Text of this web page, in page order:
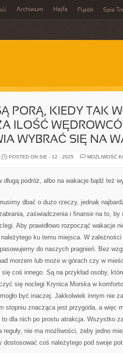
Archiwum Hajfa Piątek Spis
PORĄ, KIEDY TAK
ILOŚĆ
WYBRAĆ SIĘ NA
POSTED ON SIE - 12 - 2025
MOŻLIWOŚĆ
długą podróż, albo na wakacje bądź też
dbać o dużo rzeczy, jednak
zaświadczenia i finanse na to,
Aby prawidłowo rozpocząć wakacje
ku temu miejsca. W
do naszych pragnień. Bez
morzem lub może w górach czy w
coś innego. Są na przykład osoby,
się noclegi Krynica Morska w
być inaczej. Jakkolwiek innym nie
stopniu znacząca jest przygoda, a więc
to dla nich po prostu atrakcja. Wszystko
reguły, nie ma możliwości, żeby jedno
dostosować coś należytego pod swoje